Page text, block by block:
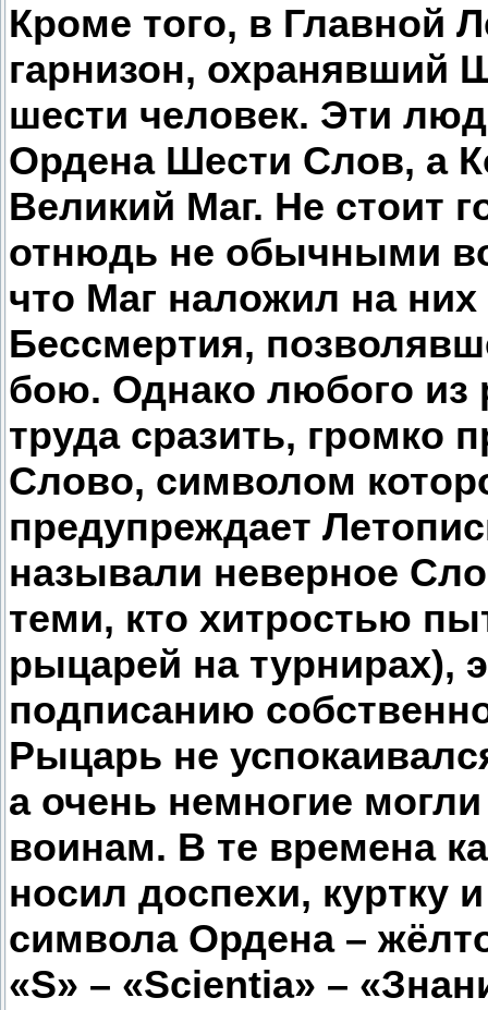
Кроме того, в Главной
гарнизон, охранявший
шести человек. Эти
Ордена Шести Слов, а
Великий Маг. Не стоит
отнюдь не обычными
что Маг наложил на
Бессмертия,
бою. Однако любого
труда сразить, громко
Слово, символом
предупреждает
называли неверное
теми, кто хитростью
рыцарей на турнирах),
подписанию
Рыцарь не
а очень немногие
воинам. В те времена
носил доспехи, куртку
символа Ордена –
«S» – «Scientia» –